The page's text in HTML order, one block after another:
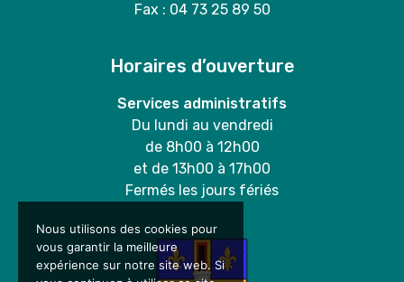
Fax : 04 73 25 89 50
Horaires d’ouverture
Services administratifs
Du lundi au vendredi
de 8h00 à 12h00
et de 13h00 à 17h00
Fermés les jours fériés
Nous utilisons des cookies pour
vous garantir la meilleure
expérience sur notre site web. Si